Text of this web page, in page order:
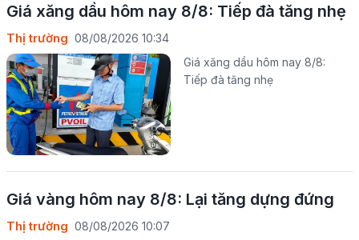
Giá xăng dầu hôm nay 8/8: Tiếp đà tăng nhẹ
Thị trường 08/08/2026 10:34
Giá xăng dầu hôm nay 8/8:
Tiếp đà tăng nhẹ
Giá vàng hôm nay 8/8: Lại tăng dựng đứng
Thị trường 08/08/2026 10:07